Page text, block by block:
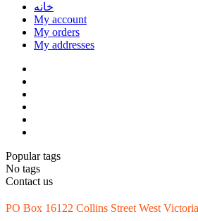
خانه
My account
My orders
My addresses
Popular tags
No tags
Contact us
PO Box 16122 Collins Street West